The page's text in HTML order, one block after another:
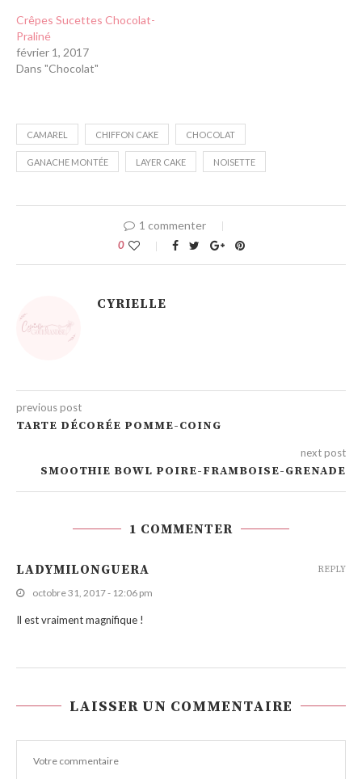
Crêpes Sucettes Chocolat-
Praliné
février 1, 2017
Dans "Chocolat"
CAMAREL CHIFFON CAKE CHOCOLAT
GANACHE MONTÉE LAYER CAKE NOISETTE
1 commenter
0
CYRIELLE
previous post
TARTE DÉCORÉE POMME-COING
next post
SMOOTHIE BOWL POIRE-FRAMBOISE-GRENADE
1 COMMENTER
LADYMILONGUERA
octobre 31, 2017 - 12:06 pm
Il est vraiment magnifique !
REPLY
LAISSER UN COMMENTAIRE